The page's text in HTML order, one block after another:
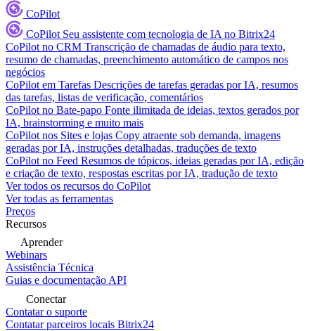
CoPilot
CoPilot Seu assistente com tecnologia de IA no Bitrix24
CoPilot no CRM Transcrição de chamadas de áudio para texto,
resumo de chamadas, preenchimento automático de campos nos
negócios
CoPilot em Tarefas Descrições de tarefas geradas por IA, resumos
das tarefas, listas de verificação, comentários
CoPilot no Bate-papo Fonte ilimitada de ideias, textos gerados por
IA, brainstorming e muito mais
CoPilot nos Sites e lojas Copy atraente sob demanda, imagens
geradas por IA, instruções detalhadas, traduções de texto
CoPilot no Feed Resumos de tópicos, ideias geradas por IA, edição
e criação de texto, respostas escritas por IA, tradução de texto
Ver todos os recursos do CoPilot
Ver todas as ferramentas
Preços
Recursos
Aprender
Webinars
Assistência Técnica
Guias e documentação API
Conectar
Contatar o suporte
Contatar parceiros locais Bitrix24